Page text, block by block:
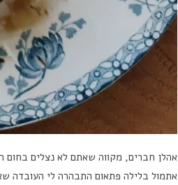
אהלן חברים, מקווה שאתם לא נצלים בחום
אתמול בלילה פתאום התבהרה לי העובדה